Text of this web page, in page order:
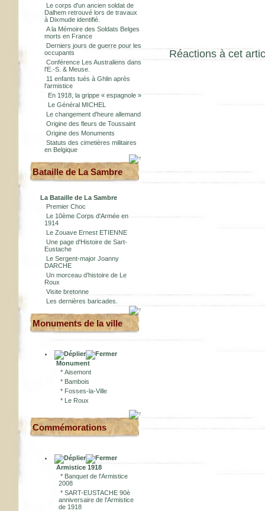
Le corps d'un ancien soldat de
Dalhem retrouvé lors de travaux
à Dixmude identifié.
A la Mémoire des Soldats Belges
morts en France
Derniers jours de guerre pour les
occupants
Conférence Les Australiens dans
l'E.-S. & Meuse.
11 enfants tués à Ghlin après
l'armistice
En 1918, la grippe « espagnole »
Le Général MICHEL
Le changement d'heure allemand
Origine des fleurs de Toussaint
Origine des Monuments
Statuts des cimetières militaires
en Belgique
Bataille de La Sambre
La Bataille de La Sambre
Premier Choc
Le 10ème Corps d'Armée en
1914
Le Zouave Ernest ETIENNE
Une page d'Histoire de Sart-
Eustache
Le Sergent-major Joanny
DARCHE
Un morceau d’histoire de Le
Roux
Visite bretonne
Les dernières baricades.
Monuments de la ville
Monument
* Aisemont
* Bambois
* Fosses-la-Ville
* Le Roux
Commémorations
Armistice 1918
* Banquet de l'Armistice
2008
* SART-EUSTACHE 90è
anniversaire de l'Armistice
de 1918
Réactions à cet